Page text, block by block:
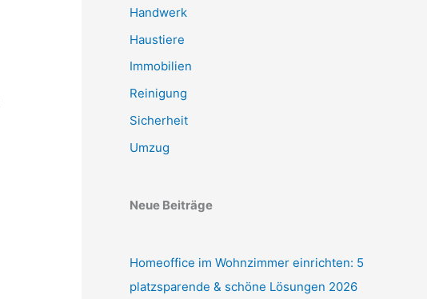
Handwerk
Haustiere
Immobilien
Reinigung
Sicherheit
Umzug
Neue Beiträge
Homeoffice im Wohnzimmer einrichten: 5
platzsparende & schöne Lösungen 2026